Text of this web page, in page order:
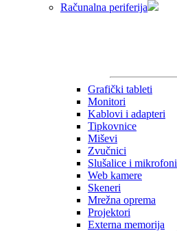
Računalna periferija
Grafički tableti
Monitori
Kablovi i adapteri
Tipkovnice
Miševi
Zvučnici
Slušalice i mikrofoni
Web kamere
Skeneri
Mrežna oprema
Projektori
Externa memorija